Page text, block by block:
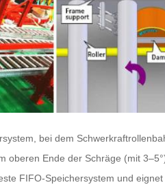
bei dem
oberen Ende der Schräge (mit
FIFO-Speichersystem und